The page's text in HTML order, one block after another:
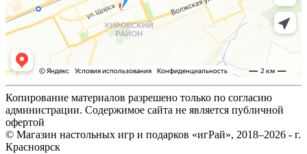
Копирование материалов разрешено только по согласию
администрации. Содержимое сайта не является публичной
офертой
© Магазин настольных игр и подарков «игРай», 2018–2026 - г.
Красноярск